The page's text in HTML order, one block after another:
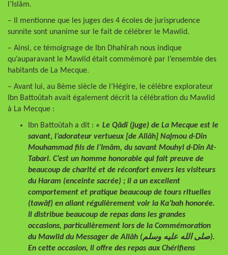
l’Islâm.
– Il mentionne que les juges des 4 écoles de jurisprudence
sunnite sont unanime sur le fait de célébrer le Mawlid.
– Ainsi, ce témoignage de Ibn Dhahîrah nous indique
qu’auparavant le Mawlid était commémoré par l’ensemble des
habitants de La Mecque.
– Avant lui, au 8ème siècle de l’Hégire, le célèbre explorateur
Ibn Battoûtah avait également décrit la célébration du Mawlid
à La Mecque :
Ibn Battoûtah a dit : « Le Qâdî (juge) de La Mecque est le
savant, l’adorateur vertueux [de Allâh] Najmou d-Dîn
Mouhammad fils de l’Imâm, du savant Mouhyi d-Dîn At-
Tabari. C’est un homme honorable qui fait preuve de
beaucoup de charité et de réconfort envers les visiteurs
du Haram (enceinte sacrée) ; il a un excellent
comportement et pratique beaucoup de tours rituelles
(tawâf) en allant régulièrement voir la Ka’bah honorée.
Il distribue beaucoup de repas dans les grandes
occasions, particulièrement lors de la Commémoration
du Mawlid du Messager de Allâh (صلى الله عليه وسلم).
En cette occasion, il offre des repas aux Chérifiens